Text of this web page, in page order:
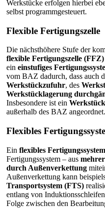
Werkstücke erfolgen hierbei
selbst programmgesteuert.
Flexible Fertigungszelle
Die nächsthöhere Stufe der
flexible Fertigungszelle (FFZ)
ein einstufiges
vom BAZ dadurch, dass auch
Werkstückzufuhr, des
Werkstücklagerung
Insbesondere ist ein
außerhalb des BAZ angeordnet.
Flexibles
Ein flexibles
Fertigungssystem – aus
durch Außenverkettung
Außenverkettung kann
Transportsystem (FTS)
entlang von
Folge zwischen den